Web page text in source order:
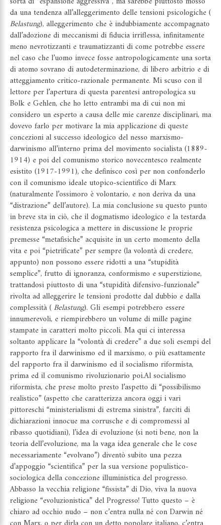
da una tendenza all’alleggerimento delle tensioni psicologiche (
Belastung), alleggerimento che è indubbiamente accompagnato
dall’adozione di meccanismi di fiducia irriflessa, infinitamente
meno nevrotizzanti e traumatizzanti di come potrebbe essere
nel caso che l’uomo invece fosse antropologicamente una sorta
di atomo sovrano di autodeterminazione, di libero arbitrio e di
atteggiamento critico-razionale permanente. Mi scuso con il
lettore per l’apertura di questa parentesi antropologica su
Bolk e Gehlen, che ho letto entrambi ma di cui non mi
considero un esperto a causa delle mie carenze disciplinari, ma
dovevo farlo per motivare la mia applicazione di queste
concezioni al successo ideologico del nesso marxismo-
darwinismo all’interno prima del movimento socialista (1889-
1914) e poi del comunismo storico novecentesco realmente
esistito (1917-1991), che definisco così per non confonderlo
con il comunismo ideale utopico-scientifico di Marx
(naturalmente l’ossimoro è volontario, e non deriva da una
“distrazione” dell’autore). La mia conclusione su questo punto
in breve sta in ciò, che il dogmatismo ideologico e la testarda
resistenza psicologica a mettere in discussione le proprie
premesse “metafisiche” acquisite in un certo momento della
vita e poi “pietrificate” per sempre (la volontà di credere,
appunto) non possono essere ridotti a una “stupidità
semplice”, frutto di ignoranza, conformismo e superstizione,
trattandosi piuttosto di una “stupidità difensivo-funzionale”
rivolta ad alleggerire le tensioni prodotte dal dubbio e dalla
complessità ( Belastung). Gli esempi potrebbero essere
innumerevoli, e riempirebbero un volume di mille pagine
stampate in caratteri molto piccoli. Ma qui ci interessa
soltanto applicare la “volontà di credere” a due soli esempi del
rapporto fra il darwinismo ed il marxismo, o più esattamente
del rapporto fra il darwinismo ed il socialismo riformista,
prima ed il comunismo rivoluzionario poi.Al socialismo
riformista, che prese molto presto l’aspetto di “possibilismo
realistico” (aspetto che caratterizza ancora oggi i vari
pittoreschi “ministerialismi di estrema sinistra”, farciti di
dichiarazioni innocue ma corrusche e di compromessi al
ribasso quotidiani), l’idea di evoluzione (si noti bene, non la
teoria dell’evoluzione, ma la vaga idea generale che le cose
necessariamente “evolvano”) diventò subito una pezza
d’appoggio “scientifica” per la sua versione populistico-
sociologica della concezione illuministica del progresso.
Abbasso la vecchia religione “fissista” di Dio, viva la nuova
religione “evoluzionistica” del Progresso! Tutto questo – è
chiaro ad occhio nudo – non c’entra nulla né con Darwin né